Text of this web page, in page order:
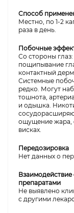
Способ
Местно, по 1-2
раза в день.
Побочные
Со стороны
пощипывание
контактный
Системные
редко. Могут
тошнота,
и одышка.
ощущение жара,
висках.
Передозировка
Нет данных о
препаратами
Не выявлено
с другими